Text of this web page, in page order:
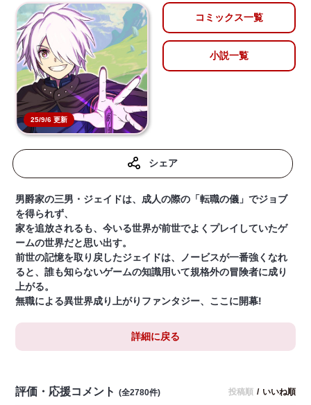
25/9/6 更新
コミックス一覧
小説一覧
シェア
男爵家の三男・ジェイドは、成人の際の「転職の儀」でジョブ
を得られず、
家を追放されるも、今いる世界が前世でよくプレイしていたゲ
ームの世界だと思い出す。
前世の記憶を取り戻したジェイドは、ノービスが一番強くなれ
ると、誰も知らないゲームの知識用いて規格外の冒険者に成り
上がる。
無職による異世界成り上がりファンタジー、ここに開幕!
詳細に戻る
評価・応援コメント (全2780件) 投稿順 / いいね順